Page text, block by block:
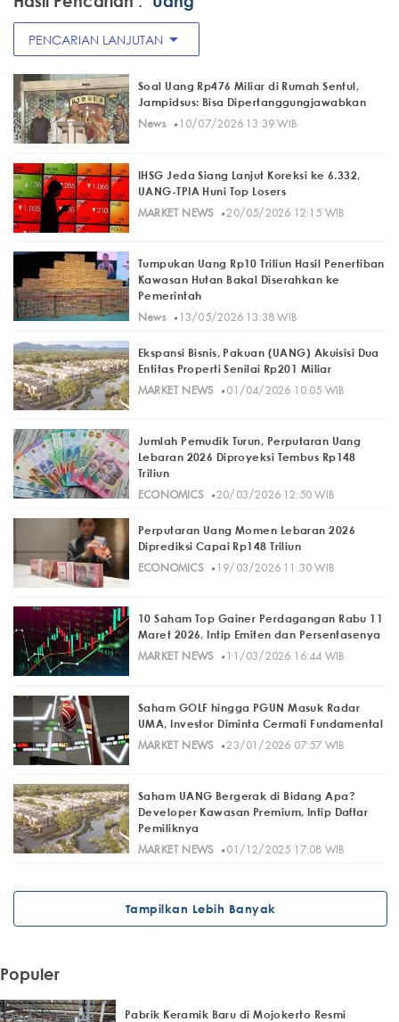
PENCARIAN LANJUTAN arrow_drop_down
Soal Uang Rp476 Miliar di Rumah Sentul,
Jampidsus: Bisa Dipertanggungjawabkan
News· 10/07/2026 13:39 WIB
IHSG Jeda Siang Lanjut Koreksi ke 6.332,
UANG-TPIA Huni Top Losers
MARKET NEWS· 20/05/2026 12:15 WIB
Tumpukan Uang Rp10 Triliun Hasil Penertiban
Kawasan Hutan Bakal Diserahkan ke
Pemerintah
News· 13/05/2026 13:38 WIB
Ekspansi Bisnis, Pakuan (UANG) Akuisisi Dua
Entitas Properti Senilai Rp201 Miliar
MARKET NEWS· 01/04/2026 10:05 WIB
Jumlah Pemudik Turun, Perputaran Uang
Lebaran 2026 Diproyeksi Tembus Rp148
Triliun
ECONOMICS· 20/03/2026 12:50 WIB
Perputaran Uang Momen Lebaran 2026
Diprediksi Capai Rp148 Triliun
ECONOMICS· 19/03/2026 11:30 WIB
10 Saham Top Gainer Perdagangan Rabu 11
Maret 2026, Intip Emiten dan Persentasenya
MARKET NEWS· 11/03/2026 16:44 WIB
Saham GOLF hingga PGUN Masuk Radar
UMA, Investor Diminta Cermati Fundamental
MARKET NEWS· 23/01/2026 07:57 WIB
Saham UANG Bergerak di Bidang Apa?
Developer Kawasan Premium, Intip Daftar
Pemiliknya
MARKET NEWS· 01/12/2025 17:08 WIB
Tampilkan Lebih Banyak
Populer
Pabrik Keramik Baru di Mojokerto Resmi